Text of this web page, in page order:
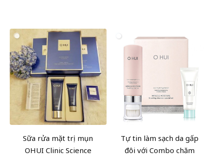
Sữa rửa mặt trị mụn
OHUI Clinic Science
Tự tin làm sạch da gấp
đôi với Combo chăm